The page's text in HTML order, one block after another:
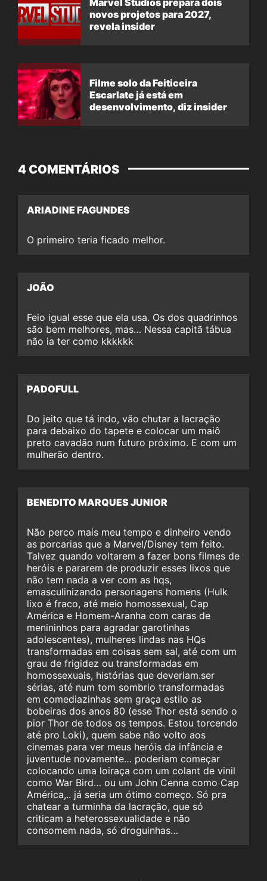
novos projetos para 2027,
revela insider
Filme solo da Feiticeira
Escarlate já está em
desenvolvimento, diz insider
4 COMENTÁRIOS
ARIADINE FAGUNDES
O primeiro teria ficado melhor.
JOÃO
Feio igual esse que ela usa. Os dos quadrinhos
são bem melhores, mas… Nessa capitã tábua
não ia ter como kkkkkk
PADOFULL
Do jeito que tá indo, vão chutar a lacração
para debaixo do tapete e colocar um maiô
preto cavadão num futuro próximo. E com um
mulherão dentro.
BENEDITO MARQUES JUNIOR
Não perco mais meu tempo e dinheiro vendo
as porcarias que a Marvel/Disney tem feito.
Talvez quando voltarem a fazer bons filmes de
heróis e pararem de produzir esses lixos que
não tem nada a ver com as hqs,
emasculinizando personagens homens (Hulk
lixo é fraco, até meio homossexual, Cap
América e Homem-Aranha com caras de
menininhos para agradar garotinhas
adolescentes), mulheres lindas nas HQs
transformadas em coisas sem sal, até com um
grau de frigidez ou transformadas em
homossexuais, histórias que deveriam.ser
sérias, até num tom sombrio transformadas
em comediazinhas sem graça estilo as
bobeiras dos anos 80 (esse Thor está sendo o
pior Thor de todos os tempos. Estou torcendo
até pro Loki), quem sabe não volto aos
cinemas para ver meus heróis da infância e
juventude novamente… poderiam começar
colocando uma loiraça com um colant de vinil
como War Bird… ou um John Cenna como Cap
América,.. já seria um ótimo começo. Só pra
chatear a turminha da lacração, que só
criticam a heterossexualidade e não
consomem nada, só droguinhas…